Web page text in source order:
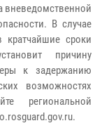
вневедомственной
В случае
кратчайшие сроки
причину
к задержанию
возможностях
региональной